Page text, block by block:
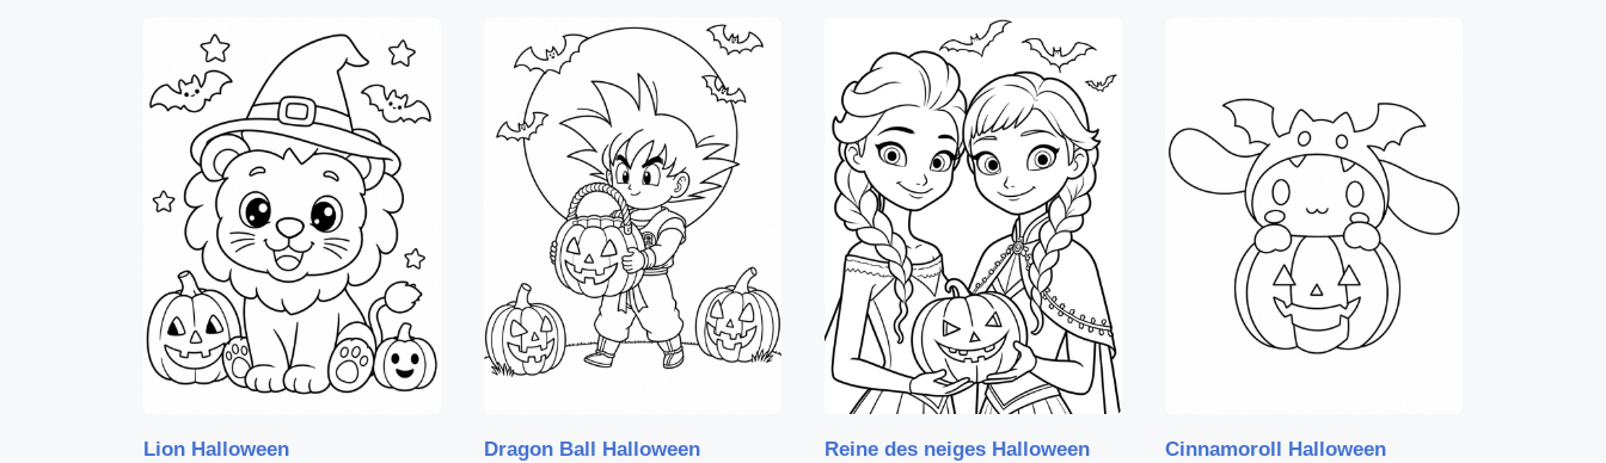
Lion Halloween Dragon Ball Halloween Reine des neiges Halloween Cinnamoroll Halloween